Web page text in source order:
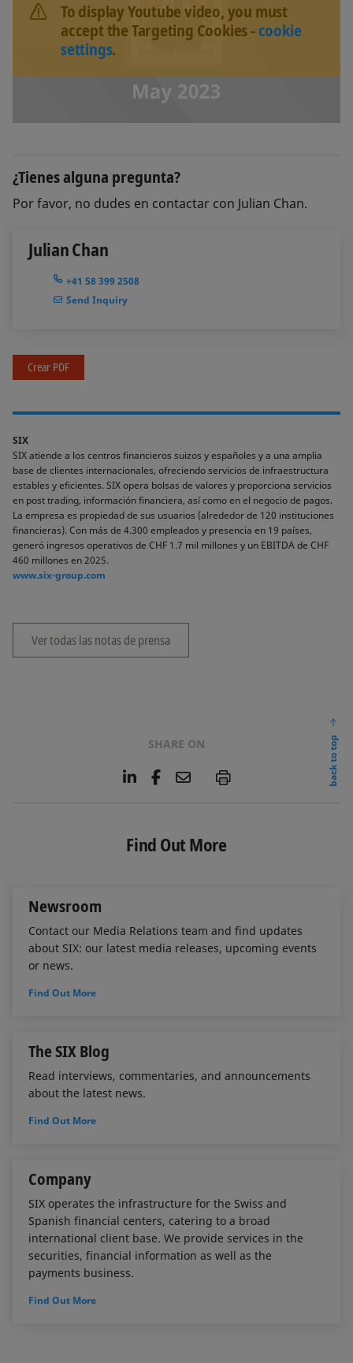
To display Youtube video, you must
accept the Targeting Cookies -cookie
settings.
¿Tienes alguna pregunta?
Por favor, no dudes en contactar con Julian Chan.
Julian Chan
+41 58 399 2508
Send Inquiry
Crear PDF
SIX
SIX atiende a los centros financieros suizos y españoles y a una amplia
base de clientes internacionales, ofreciendo servicios de infraestructura
estables y eficientes. SIX opera bolsas de valores y proporciona servicios
en post trading, información financiera, así como en el negocio de pagos.
La empresa es propiedad de sus usuarios (alrededor de 120 instituciones
financieras). Con más de 4.300 empleados y presencia en 19 países,
generó ingresos operativos de CHF 1.7 mil millones y un EBITDA de CHF
460 millones en 2025.
www.six-group.com
Ver todas las notas de prensa
SHARE ON
L
e
d
F
b
o
E
l
P
back to top
Find Out More
Newsroom
Contact our Media Relations team and find updates
about SIX: our latest media releases, upcoming events
or news.
Find Out More
The SIX Blog
Read interviews, commentaries, and announcements
about the latest news.
Find Out More
Company
SIX operates the infrastructure for the Swiss and
Spanish financial centers, catering to a broad
international client base. We provide services in the
securities, financial information as well as the
payments business.
Find Out More